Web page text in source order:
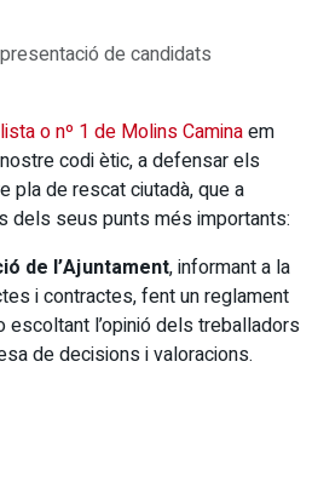
de candidats
o nº 1 de Molins Caminaem
codi ètic, a defensar els
pla de rescat ciutadà, que a
dels seus punts més importants:
de l’Ajuntament, informant a la
i contractes, fent un reglament
escoltant l’opinió dels treballadors
de decisions i valoracions.